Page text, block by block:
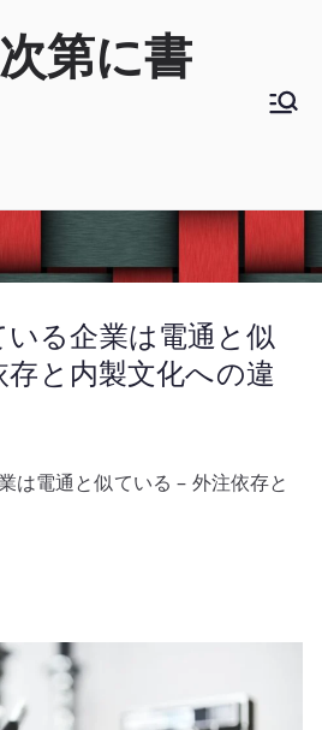
第に書
る企業は電通と似
と内製文化への違
は電通と似ている – 外注依存と